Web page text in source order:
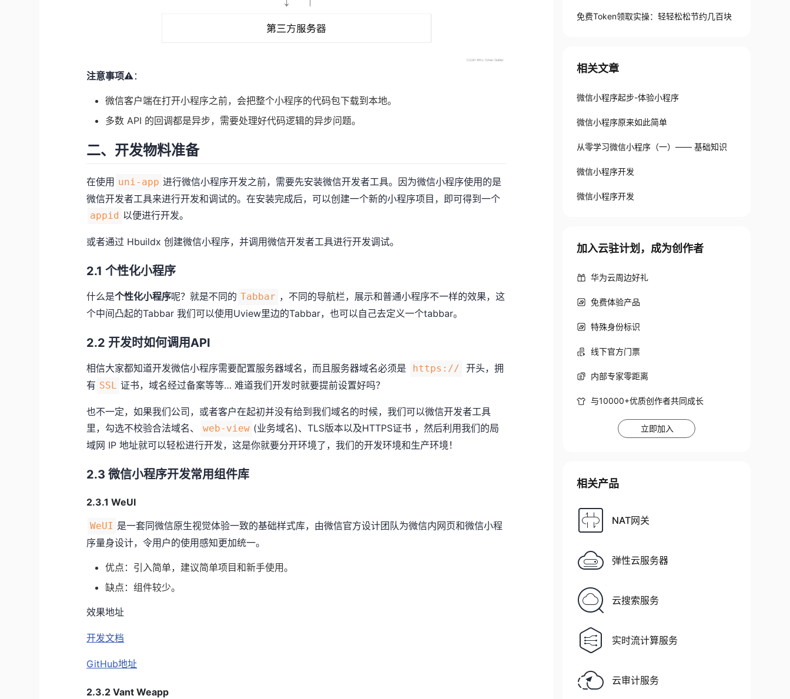
注意事项⚠️：
微信客户端在打开小程序之前，会把整个小程序的代码包下载到本地。
多数 API 的回调都是异步，需要处理好代码逻辑的异步问题。
二、开发物料准备
在使用 uni-app 进行微信小程序开发之前，需要先安装微信开发者工具。因为微信小程序使用的是
微信开发者工具来进行开发和调试的。在安装完成后，可以创建一个新的小程序项目，即可得到一个
appid 以便进行开发。
或者通过 Hbuildx 创建微信小程序，并调用微信开发者工具进行开发调试。
2.1 个性化小程序
什么是个性化小程序呢？就是不同的 Tabbar ，不同的导航栏，展示和普通小程序不一样的效果，这
个中间凸起的Tabbar 我们可以使用Uview里边的Tabbar，也可以自己去定义一个tabbar。
2.2 开发时如何调用API
相信大家都知道开发微信小程序需要配置服务器域名，而且服务器域名必须是 https://
开头，拥
有 SSL 证书，域名经过备案等等… 难道我们开发时就要提前设置好吗？
也不一定，如果我们公司，或者客户在起初并没有给到我们域名的时候，我们可以微信开发者工具
里，勾选不校验合法域名、
web-view (业务域名)、TLS版本以及HTTPS证书 ，然后利用我们的局
域网 IP 地址就可以轻松进行开发，这是你就要分开环境了，我们的开发环境和生产环境！
2.3 微信小程序开发常用组件库
2.3.1 WeUI
WeUI 是一套同微信原生视觉体验一致的基础样式库，由微信官方设计团队为微信内网页和微信小程
序量身设计，令用户的使用感知更加统一。
优点：引入简单，建议简单项目和新手使用。
缺点：组件较少。
效果地址
开发文档
GitHub地址
2.3.2 Vant Weapp
免费Token领取实操：轻轻松松节约几百块
相关文章
微信小程序起步-体验小程序
微信小程序原来如此简单
从零学习微信小程序（一）—— 基础知识
微信小程序开发
微信小程序开发
加入云驻计划，成为创作者
华为云周边好礼
免费体验产品
特殊身份标识
线下官方门票
内部专家零距离
与10000+优质创作者共同成长
立即加入
相关产品
NAT网关
弹性云服务器
云搜索服务
实时流计算服务
云审计服务